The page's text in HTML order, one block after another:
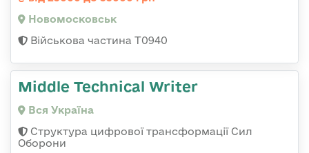
Новомосковськ
Військова частина Т0940
Middle Technical Writer
Вся Україна
Структура цифрової трансформації Сил
Оборони